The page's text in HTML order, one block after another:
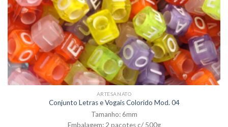
ARTESANATO
Conjunto Letras e Vogais Colorido Mod. 04
Tamanho: 6mm
Embalagem: 2 pacotes c/ 500g